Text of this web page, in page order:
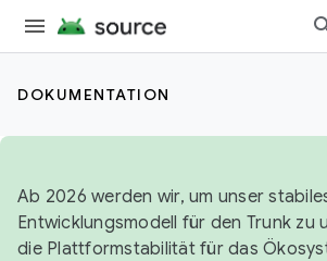
DOKUMENTATION
Ab 2026 werden wir, um unser
Entwicklungsmodell für den Trunk zu
die Plattformstabilität für das